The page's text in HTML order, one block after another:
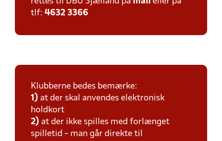
tlf: 4632 3366
Klubberne bedes bemærke:
1) at der skal anvendes elektronisk
holdkort
2) at der ikke spilles med forlænget
spilletid - man går direkte til